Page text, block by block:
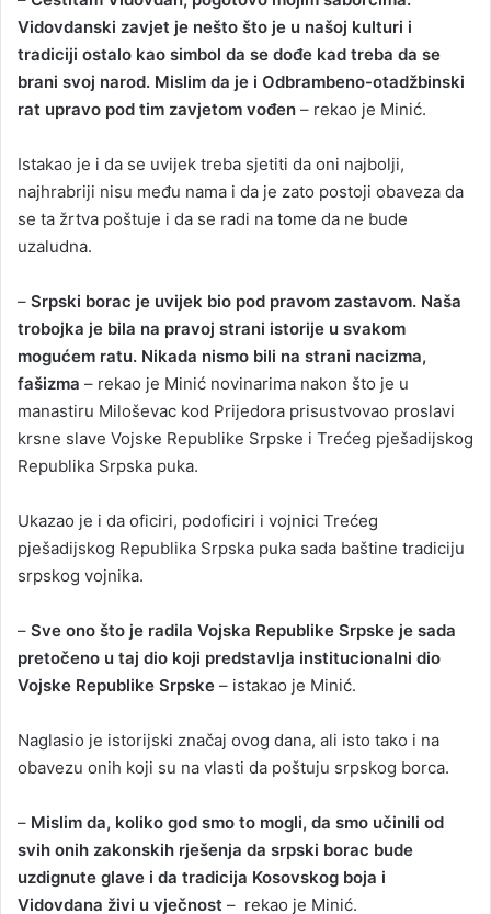
Vidovdanski zavjet je nešto što je u našoj kulturi i
tradiciji ostalo kao simbol da se dođe kad treba da se
brani svoj narod. Mislim da je i Odbrambeno-otadžbinski
rat upravo pod tim zavjetom vođen – rekao je Minić.
Istakao je i da se uvijek treba sjetiti da oni najbolji,
najhrabriji nisu među nama i da je zato postoji obaveza da
se ta žrtva poštuje i da se radi na tome da ne bude
uzaludna.
– Srpski borac je uvijek bio pod pravom zastavom. Naša
trobojka je bila na pravoj strani istorije u svakom
mogućem ratu. Nikada nismo bili na strani nacizma,
fašizma – rekao je Minić novinarima nakon što je u
manastiru Miloševac kod Prijedora prisustvovao proslavi
krsne slave Vojske Republike Srpske i Trećeg pješadijskog
Republika Srpska puka.
Ukazao je i da oficiri, podoficiri i vojnici Trećeg
pješadijskog Republika Srpska puka sada baštine tradiciju
srpskog vojnika.
– Sve ono što je radila Vojska Republike Srpske je sada
pretočeno u taj dio koji predstavlja institucionalni dio
Vojske Republike Srpske – istakao je Minić.
Naglasio je istorijski značaj ovog dana, ali isto tako i na
obavezu onih koji su na vlasti da poštuju srpskog borca.
– Mislim da, koliko god smo to mogli, da smo učinili od
svih onih zakonskih rješenja da srpski borac bude
uzdignute glave i da tradicija Kosovskog boja i
Vidovdana živi u vječnost – rekao je Minić.